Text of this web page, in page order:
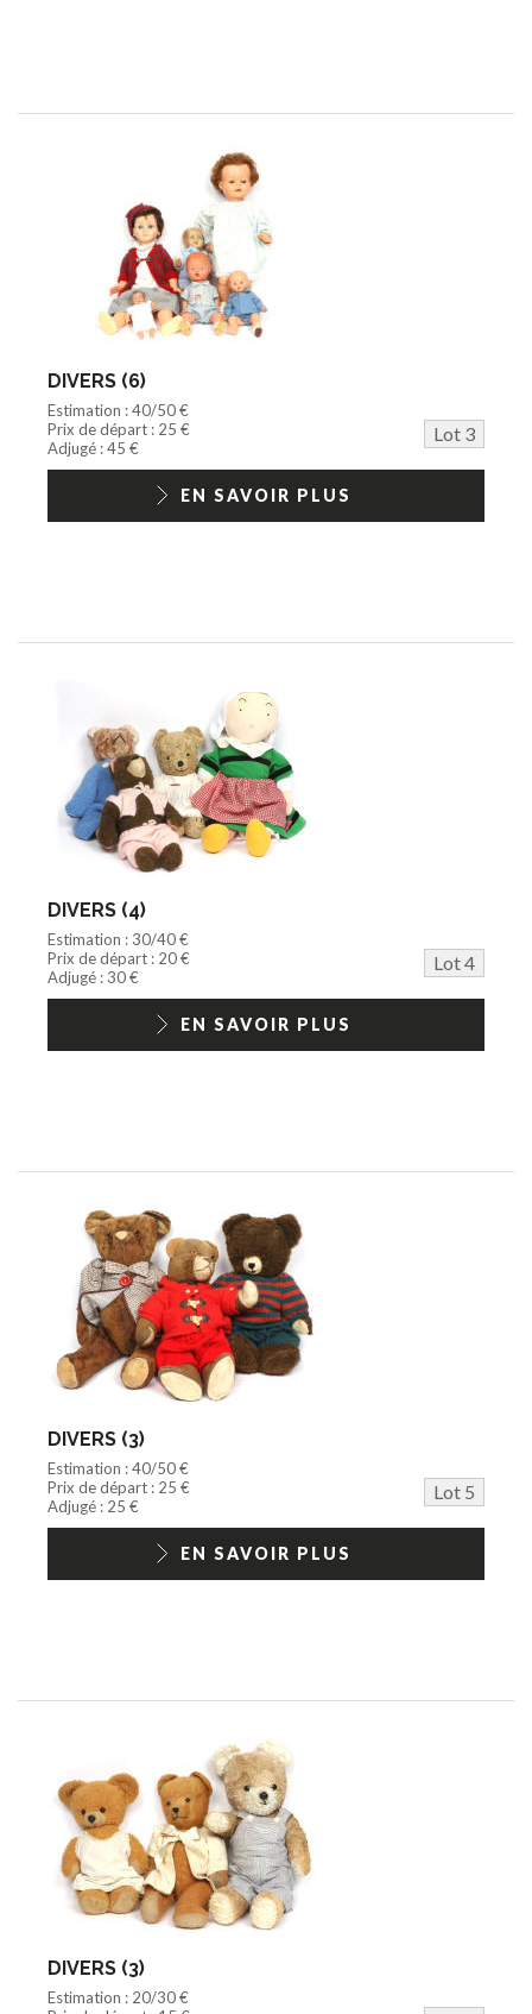
DIVERS (6)
Estimation : 40/50 €
Prix de départ : 25 €
Lot 3
Adjugé : 45 €
EN SAVOIR PLUS
DIVERS (4)
Estimation : 30/40 €
Prix de départ : 20 €
Lot 4
Adjugé : 30 €
EN SAVOIR PLUS
DIVERS (3)
Estimation : 40/50 €
Prix de départ : 25 €
Lot 5
Adjugé : 25 €
EN SAVOIR PLUS
DIVERS (3)
Estimation : 20/30 €